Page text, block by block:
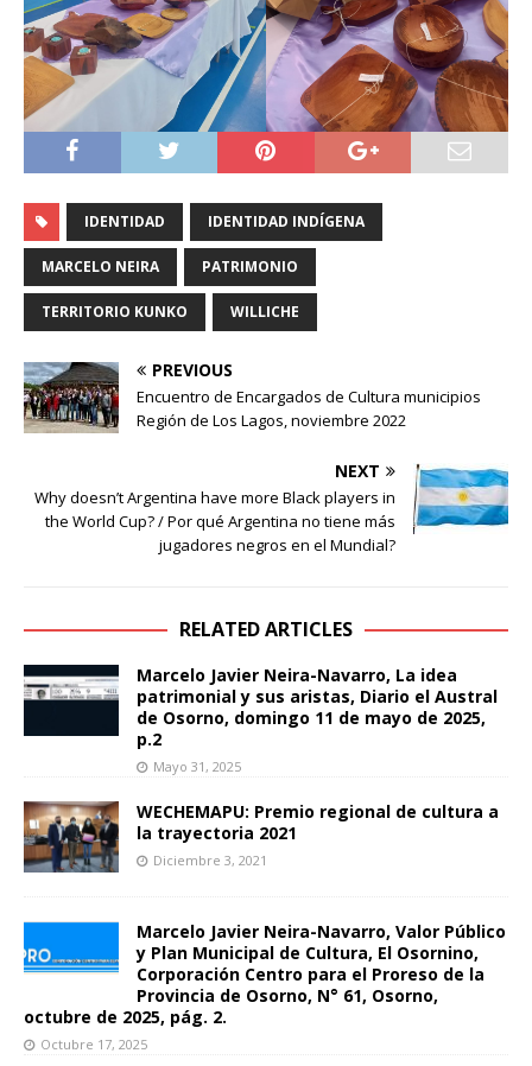
IDENTIDAD IDENTIDAD INDÍGENA
MARCELO NEIRA PATRIMONIO
TERRITORIO KUNKO WILLICHE
PREVIOUS
Encuentro de Encargados de Cultura municipios
Región de Los Lagos, noviembre 2022
NEXT
Why doesn’t Argentina have more Black players in
the World Cup? / Por qué Argentina no tiene más
jugadores negros en el Mundial?
RELATED ARTICLES
Marcelo Javier Neira-Navarro, La idea
patrimonial y sus aristas, Diario el Austral
de Osorno, domingo 11 de mayo de 2025,
p.2
Mayo 31, 2025
WECHEMAPU: Premio regional de cultura a
la trayectoria 2021
Diciembre 3, 2021
Marcelo Javier Neira-Navarro, Valor Público
y Plan Municipal de Cultura, El Osornino,
Corporación Centro para el Proreso de la
Provincia de Osorno, N° 61, Osorno,
octubre de 2025, pág. 2.
Octubre 17, 2025